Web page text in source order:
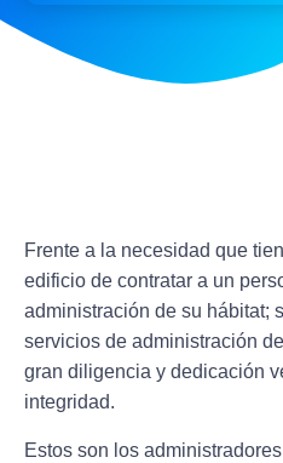
Frente a la necesidad que
edificio de contratar a un
administración de su hábitat;
servicios de administración
gran diligencia y dedicación
integridad.
Estos son los